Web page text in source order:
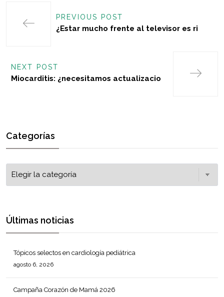
PREVIOUS POST
¿Estar mucho frente al televisor es ri
NEXT POST
Miocarditis: ¿necesitamos actualizacio
Categorías
Últimas noticias
Tópicos selectos en cardiología pediátrica
agosto 6, 2026
Campaña Corazón de Mamá 2026